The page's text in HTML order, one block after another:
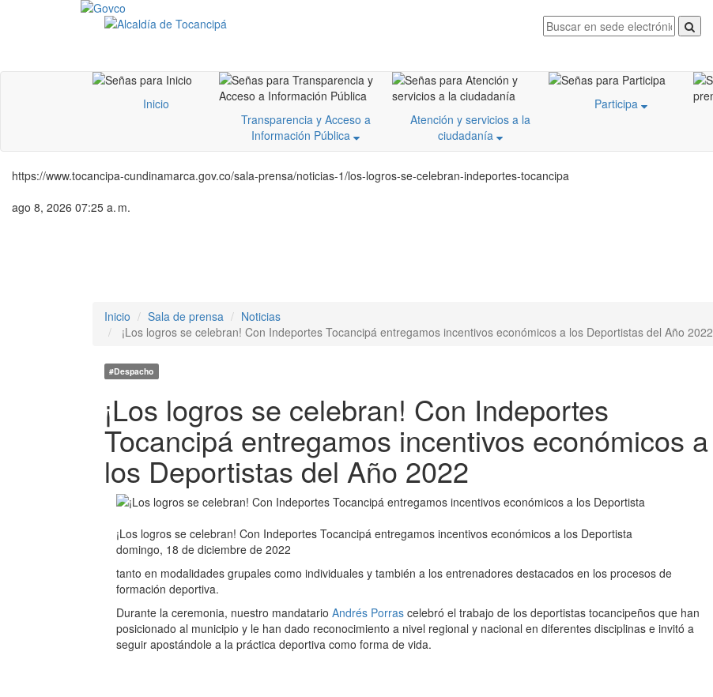
Inicio
Transparencia y Acceso a
Información Pública
Atención y servicios a la
ciudadanía
Participa
https://www.tocancipa-cundinamarca.gov.co/sala-prensa/noticias-1/los-logros-se-celebran-indeportes-tocancipa
ago 8, 2026 07:25 a. m.
Inicio
Sala de prensa
Noticias
¡Los logros se celebran! Con Indeportes Tocancipá entregamos incentivos económicos a los Deportistas del Año 2022
#Despacho
¡Los logros se celebran! Con Indeportes
Tocancipá entregamos incentivos económicos a
los Deportistas del Año 2022
¡Los logros se celebran! Con Indeportes Tocancipá entregamos incentivos económicos a los Deportista
domingo, 18 de diciembre de 2022
tanto en modalidades grupales como individuales y también a los entrenadores destacados en los procesos de
formación deportiva.
Durante la ceremonia, nuestro mandatario Andrés Porras celebró el trabajo de los deportistas tocancipeños que han
posicionado al municipio y le han dado reconocimiento a nivel regional y nacional en diferentes disciplinas e invitó a
seguir apostándole a la práctica deportiva como forma de vida.